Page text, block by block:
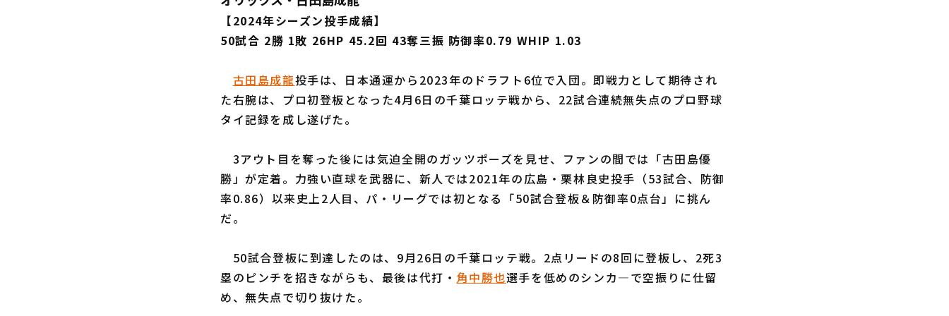
【2024年シーズン投手成績】
50試合 2勝 1敗 26HP 45.2回 43奪三振 防御率0.79 WHIP 1.03
古田島成龍投手は、日本通運から2023年のドラフト6位で入団。即戦力として期待され
た右腕は、プロ初登板となった4月6日の千葉ロッテ戦から、22試合連続無失点のプロ野球
タイ記録を成し遂げた。
3アウト目を奪った後には気迫全開のガッツポーズを見せ、ファンの間では「古田島優
勝」が定着。力強い直球を武器に、新人では2021年の広島・栗林良史投手（53試合、防御
率0.86）以来史上2人目、パ・リーグでは初となる「50試合登板＆防御率0点台」に挑ん
だ。
50試合登板に到達したのは、9月26日の千葉ロッテ戦。2点リードの8回に登板し、2死3
塁のピンチを招きながらも、最後は代打・ 角中勝也選手を低めのシンカ―で空振りに仕留
め、無失点で切り抜けた。